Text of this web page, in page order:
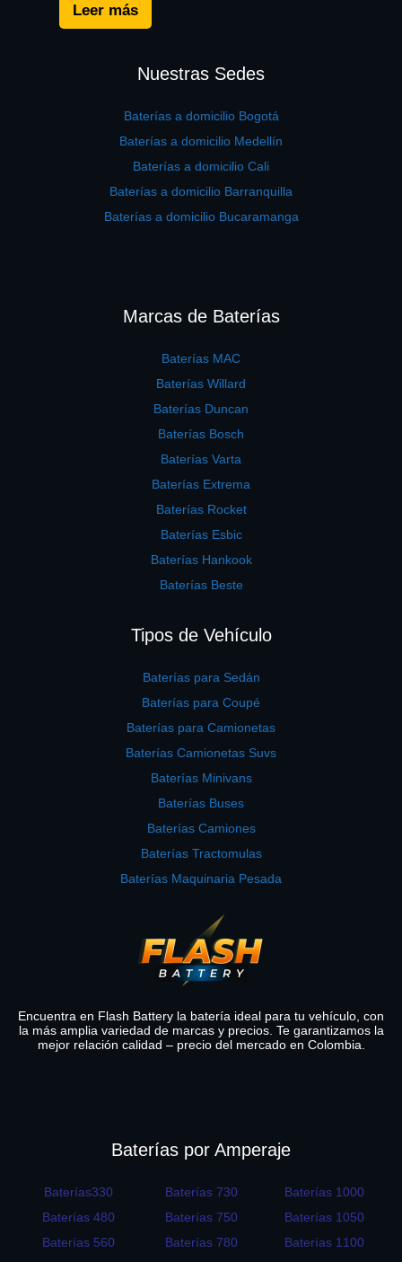
Leer más
Nuestras Sedes
Baterías a domicilio Bogotá
Baterías a domicilio Medellín
Baterías a domicilio Cali
Baterías a domicilio Barranquilla
Baterías a domicilio Bucaramanga
Marcas de Baterías
Baterías MAC
Baterías Willard
Baterías Duncan
Baterías Bosch
Baterías Varta
Baterías Extrema
Baterías Rocket
Baterías Esbic
Baterías Hankook
Baterías Beste
Tipos de Vehículo
Baterías para Sedán
Baterías para Coupé
Baterías para Camionetas
Baterías Camionetas Suvs
Baterías Minivans
Baterías Buses
Baterías Camiones
Baterías Tractomulas
Baterías Maquinaria Pesada
Encuentra en Flash Battery la batería ideal para tu vehículo, con
la más amplia variedad de marcas y precios. Te garantizamos la
mejor relación calidad – precio del mercado en Colombia.
Baterías por Amperaje
Baterías330
Baterías 480
Baterías 560
Baterías 730
Baterías 750
Baterías 780
Baterías 1000
Baterías 1050
Baterías 1100